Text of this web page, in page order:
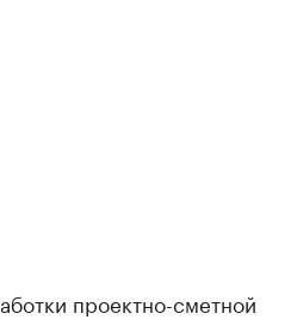
проектно-сметной